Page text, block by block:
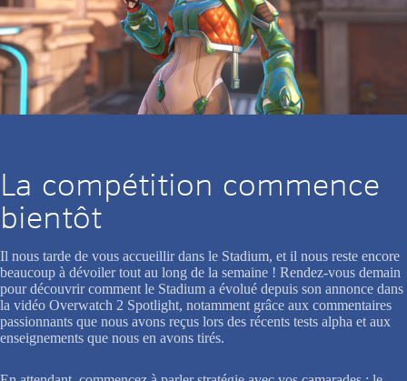
La compétition commence
bientôt
Il nous tarde de vous accueillir dans le Stadium, et il nous reste encore
beaucoup à dévoiler tout au long de la semaine ! Rendez-vous demain
pour découvrir comment le Stadium a évolué depuis son annonce dans
la vidéo Overwatch 2 Spotlight, notamment grâce aux commentaires
passionnants que nous avons reçus lors des récents tests alpha et aux
enseignements que nous en avons tirés.